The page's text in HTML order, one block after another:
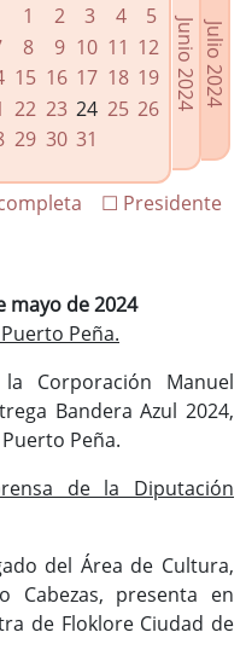
1
2 3 4
5
8 9 10 11 12
15 16 17 18 19
22 23 24 25 26
29 30 31
Julio 2024
Junio 2024
☐ Presidente
mayo de 2024
Puerto Peña.
Corporación Manuel
Bandera Azul 2024,
Peña.
de la Diputación
del Área de Cultura,
Cabezas, presenta en
de Floklore Ciudad de